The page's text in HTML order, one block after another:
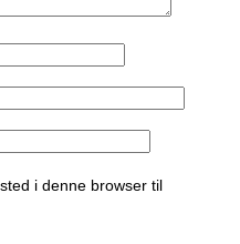
i denne browser til